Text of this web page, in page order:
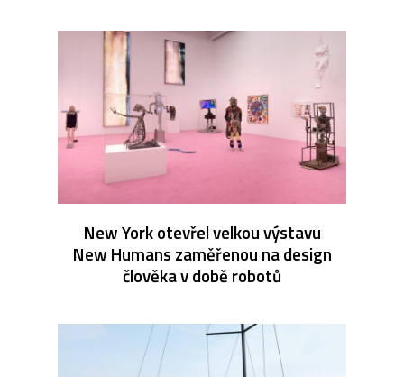
New York otevřel velkou výstavu
New Humans zaměřenou na design
člověka v době robotů